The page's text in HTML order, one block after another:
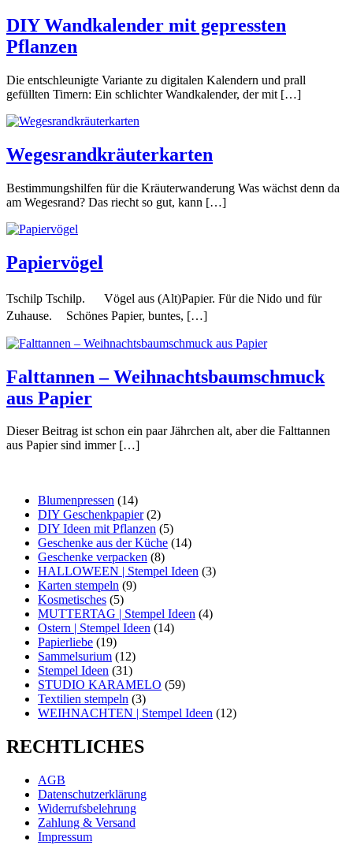
DIY Wandkalender mit gepressten
Pflanzen
Die entschleunigte Variante zu digitalen Kalendern und prall
gefüllten Timern: Ein schlichter Wandkalender, der mit […]
Wegesrandkräuterkarten
Bestimmungshilfen für die Kräuterwanderung Was wächst denn da
am Wegesrand? Das riecht so gut, kann […]
Papiervögel
Tschilp Tschilp. Vögel aus (Alt)Papier. Für die Nido und für
Zuhause. Schönes Papier, buntes, […]
Falttannen – Weihnachtsbaumschmuck
aus Papier
Dieser Beitrag ist schon ein paar Jährchen alt, aber die Falttannen
aus Papier sind immer […]
Blumenpressen (14)
DIY Geschenkpapier(2)
DIY Ideen mit Pflanzen (5)
Geschenke aus der Küche (14)
Geschenke verpacken (8)
HALLOWEEN | Stempel Ideen (3)
Karten stempeln (9)
Kosmetisches (5)
MUTTERTAG | Stempel Ideen (4)
Ostern | Stempel Ideen (14)
Papierliebe (19)
Sammelsurium (12)
Stempel Ideen (31)
STUDIO KARAMELO (59)
Textilien stempeln (3)
WEIHNACHTEN | Stempel Ideen (12)
RECHTLICHES
AGB
Datenschutzerklärung
Widerrufsbelehrung
Zahlung & Versand
Impressum